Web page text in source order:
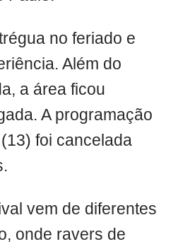
no feriado e
Além do
a área ficou
A programação
foi cancelada
vem de diferentes
onde ravers de